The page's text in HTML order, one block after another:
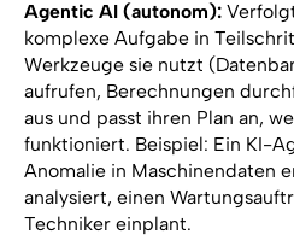
Agentic AI (autonom):
komplexe Aufgabe in
Werkzeuge sie nutzt
aufrufen, Berechnungen
aus und passt ihren Plan an,
funktioniert. Beispiel: Ein KI-
Anomalie in Maschinendaten
analysiert, einen
Techniker einplant.